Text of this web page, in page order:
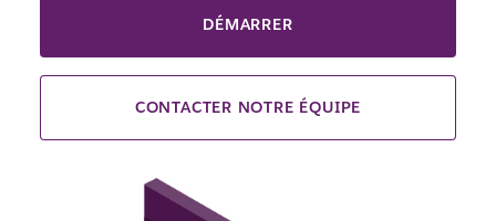
DÉMARRER
CONTACTER NOTRE ÉQUIPE